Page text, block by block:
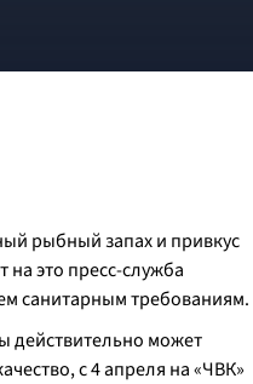
рыбный запах и привкус
это пресс-служба
санитарным требованиям.
действительно может
с 4 апреля на «ЧВК»